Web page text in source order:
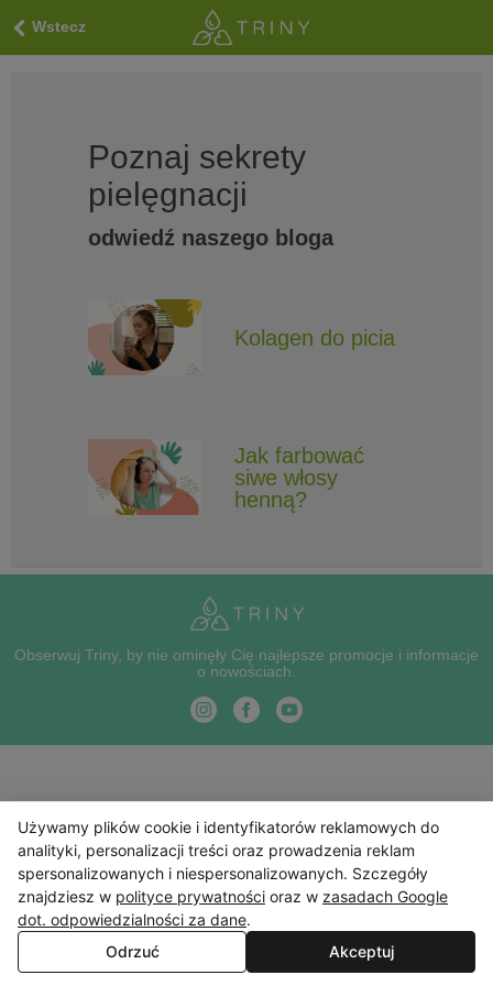
Wstecz
Poznaj sekrety
pielęgnacji
odwiedź naszego bloga
Kolagen do picia
Jak farbować
siwe włosy
henną?
Obserwuj Triny, by nie ominęły Cię najlepsze promocje i informacje
o nowościach.
Używamy plików cookie i identyfikatorów reklamowych do
analityki, personalizacji treści oraz prowadzenia reklam
spersonalizowanych i niespersonalizowanych. Szczegóły
znajdziesz w polityce prywatności oraz w zasadach Google
dot. odpowiedzialności za dane.
Odrzuć
Akceptuj